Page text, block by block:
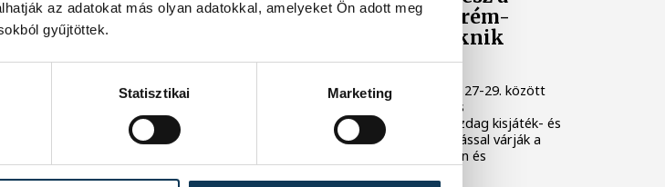
az adatokat más olyan adatokkal, amelyeket Ön adott meg
gyűjtöttek.
Statisztikai Marketing
előtt
Petőfi
megújult Veszprém-
Balaton Filmpiknik
házigazdája
A Filmpikniken augusztus 27-29. között
csaknem hatvan játék- és
dokumentumfilmmel, gazdag kisjáték- és
animációs filmes válogatással várják a
közönséget Veszprémben és